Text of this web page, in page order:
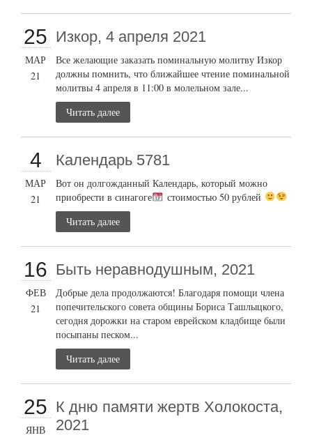
25
МАР
21
Изкор, 4 апреля 2021
Все желающие заказать поминальную молитву Изкор
должны помнить, что ближайшее чтение поминальной
молитвы 4 апреля в 11:00 в молельном зале...
Читать далее
4
МАР
21
Календарь 5781
Вот он долгожданный Календарь, который можно
приобрести в синагоге
стоимостью 50 рублей
Читать далее
16
ФЕВ
21
Быть неравнодушным, 2021
Добрые дела продолжаются! Благодаря помощи члена
попечительского совета общины Бориса Ташлыцкого,
сегодня дорожки на старом еврейском кладбище были
посыпаны песком...
Читать далее
25
ЯНВ
К дню памяти жертв Холокоста,
2021